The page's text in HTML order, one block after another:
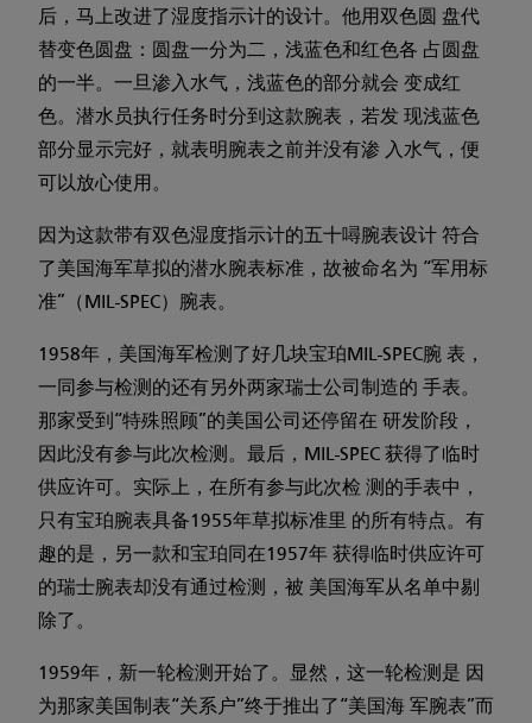
后，马上改进了湿度指示计的设计。他用双色圆 盘代
替变色圆盘：圆盘一分为二，浅蓝色和红色各 占圆盘
的一半。一旦渗入水气，浅蓝色的部分就会 变成红
色。潜水员执行任务时分到这款腕表，若发 现浅蓝色
部分显示完好，就表明腕表之前并没有渗 入水气，便
可以放心使用。
因为这款带有双色湿度指示计的五十噚腕表设计 符合
了美国海军草拟的潜水腕表标准，故被命名为 “军用标
准”（MIL-SPEC）腕表。
1958年，美国海军检测了好几块宝珀MIL-SPEC腕 表，
一同参与检测的还有另外两家瑞士公司制造的 手表。
那家受到“特殊照顾”的美国公司还停留在 研发阶段，
因此没有参与此次检测。最后，MIL-SPEC 获得了临时
供应许可。实际上，在所有参与此次检 测的手表中，
只有宝珀腕表具备1955年草拟标准里 的所有特点。有
趣的是，另一款和宝珀同在1957年 获得临时供应许可
的瑞士腕表却没有通过检测，被 美国海军从名单中剔
除了。
1959年，新一轮检测开始了。显然，这一轮检测是 因
为那家美国制表“关系户”终于推出了“美国海 军腕表”而